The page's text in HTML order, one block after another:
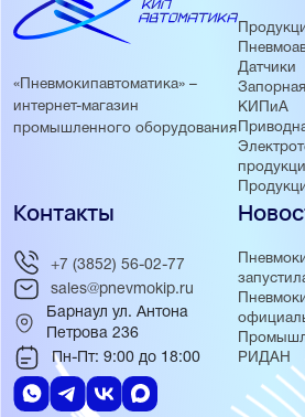
«Пневмокипавтоматика» –
интернет-магазин
промышленного оборудования
Датчики
КИПиА
РИДАН
Контакты
+7 (3852) 56-02-77
sales@pnevmokip.ru
Барнаул ул. Антона
Петрова 236
Пн-Пт: 9:00 до 18:00